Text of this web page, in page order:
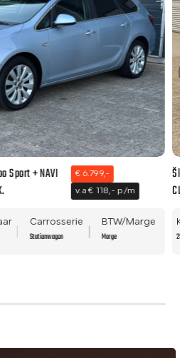
Sport + NAVI
€ 6.799,-
v.a € 118,- p/m
Carrosserie
Stationwagon
BTW/Marge
Marge